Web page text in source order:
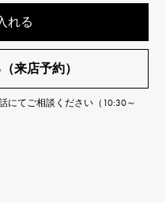
れる
来店予約）
にてご相談ください（10:30～